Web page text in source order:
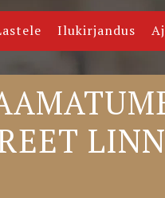
Ilukirjandus